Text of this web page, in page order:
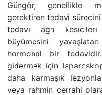
Güngör, genellikle
gerektiren tedavi sürecini
tedavi ağrı kesicileri
büyümesini
hormonal bir
gidermek için
daha karmaşık
veya rahmin cerrahi